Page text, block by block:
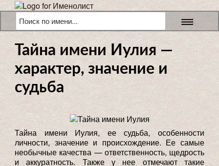
Тайна имени Иулия —
характер, значение и
судьба
Тайна имени Иулия, ее судьба, особенности
личности, значение и происхождение. Ее самые
необычные качества — ответственность, щедрость
и аккуратность. Также у нее отмечают такие